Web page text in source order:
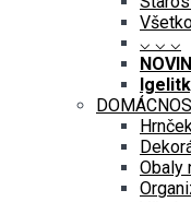
⌵ ⌵ ⌵
Obaly